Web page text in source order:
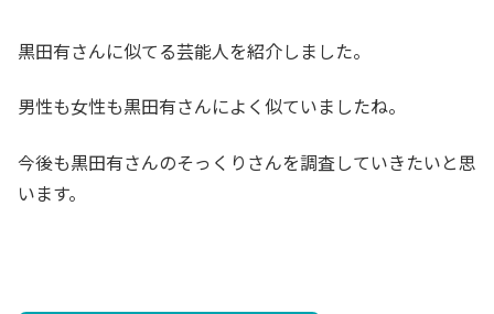
黒田有さんに似てる芸能人を紹介しました。
男性も女性も黒田有さんによく似ていましたね。
今後も黒田有さんのそっくりさんを調査していきたいと思
います。